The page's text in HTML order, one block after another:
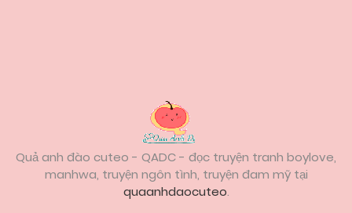
Quả anh đào cuteo - QADC - đọc truyện tranh boylove,
manhwa, truyện ngôn tình, truyện đam mỹ tại
quaanhdaocuteo.